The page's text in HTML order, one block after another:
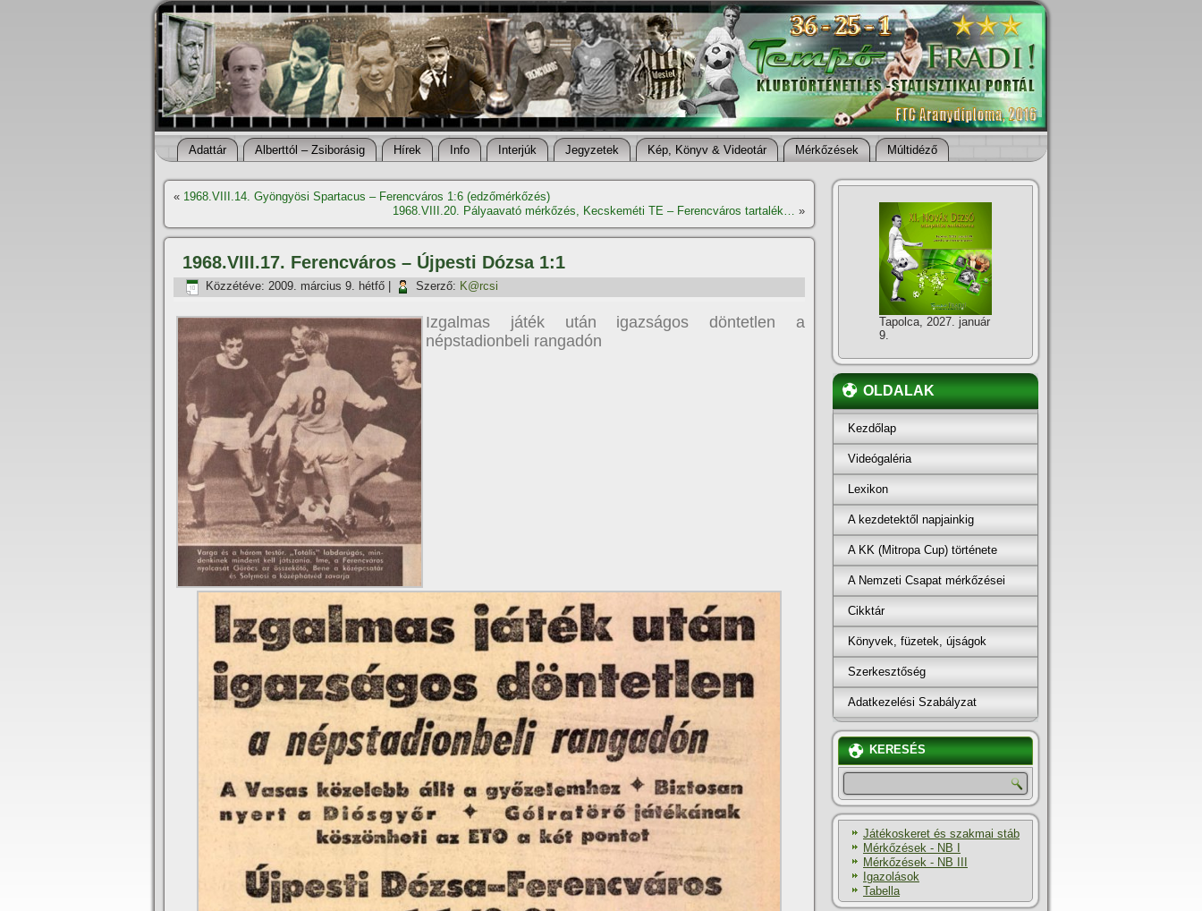
Adattár Alberttól – Zsiborásig Hí­rek Info Interjúk Jegyzetek Kép, Könyv & Videotár Mérkőzések Múltidéző
« 1968.VIII.14. Gyöngyösi Spartacus – Ferencváros 1:6 (edzőmérkőzés)
1968.VIII.20. Pályaavató mérkőzés, Kecskeméti TE – Ferencváros tartalék… »
1968.VIII.17. Ferencváros – Újpesti Dózsa 1:1
Közzétéve: 2009. március 9. hétfő Szerző: K@rcsi
Izgalmas játék után igazságos döntetlen a
népstadionbeli rangadón
Tapolca, 2027. január
9.
OLDALAK
Kezdőlap
Videógaléria
Lexikon
A kezdetektől napjainkig
A KK (Mitropa Cup) története
A Nemzeti Csapat mérkőzései
Cikktár
Könyvek, füzetek, újságok
Szerkesztőség
Adatkezelési Szabályzat
KERESÉS
Játékoskeret és szakmai stáb
Mérkőzések - NB I
Mérkőzések - NB III
Igazolások
Tabella